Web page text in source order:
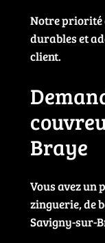
Notre priorité
durables et
client.
Braye
Vous avez un
zinguerie, de
Savigny-sur-